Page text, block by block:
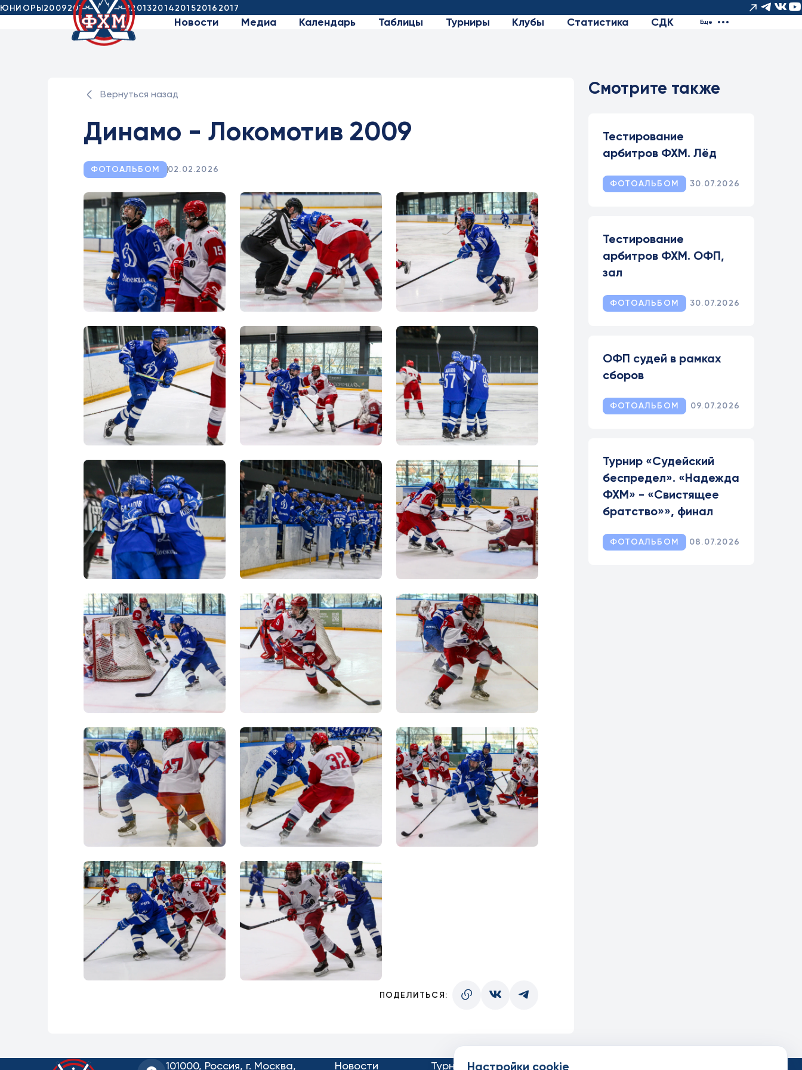
ЮНИОРЫ20092010201120122013201420152016 2017
Новости Медиа Календарь Таблицы Турниры Клубы Статистика СДК Еще
Вернуться назад
Динамо - Локомотив 2009
ФОТОАЛЬБОМ 02.02.2026
ПОДЕЛИТЬСЯ:
Смотрите также
Тестирование
арбитров ФХМ. Лёд
ФОТОАЛЬБОМ 30.07.2026
Тестирование
арбитров ФХМ. ОФП,
зал
ФОТОАЛЬБОМ 30.07.2026
ОФП судей в рамках
сборов
ФОТОАЛЬБОМ 09.07.2026
Турнир «Судейский
беспредел». «Надежда
ФХМ» - «Свистящее
братство»», финал
ФОТОАЛЬБОМ 08.07.2026
101000, Россия, г. Москва, Новости Турниры Контакты
Настройки cookie